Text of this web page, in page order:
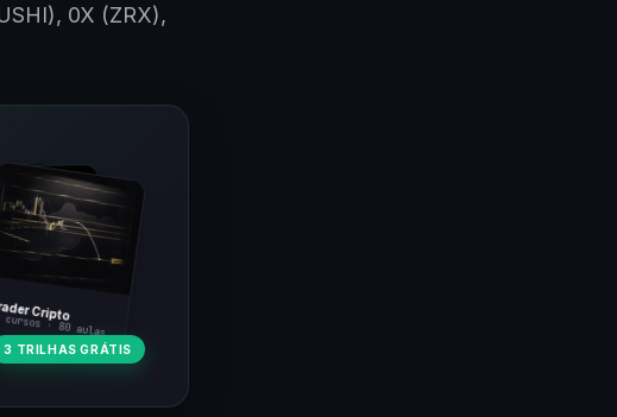
0X (ZRX),
aulas
Cripto
· 80 aulas
Bitcoin
· 44 aulas
3 TRILHAS GRÁTIS